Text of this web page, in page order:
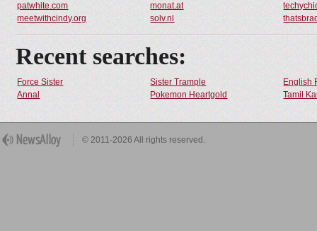
patwhite.com
monat.at
meetwithcindy.org
solv.nl
Recent searches:
Force Sister Sister Trample
English
Annal
Pokemon Heartgold Tamil
© 2011-2026 All rights reserved.